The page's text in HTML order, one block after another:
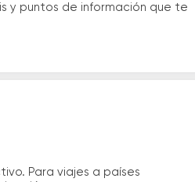
y puntos de información que te
Para viajes a países